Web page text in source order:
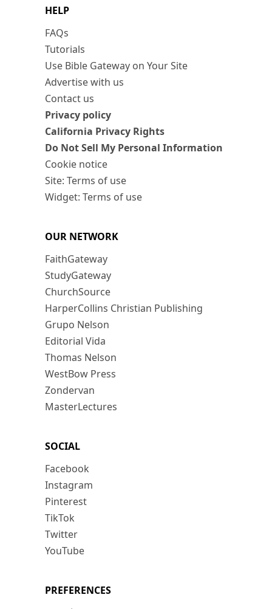
HELP
FAQs
Tutorials
Use Bible Gateway on Your Site
Advertise with us
Contact us
Privacy policy
California Privacy Rights
Do Not Sell My Personal Information
Cookie notice
Site: Terms of use
Widget: Terms of use
OUR NETWORK
FaithGateway
StudyGateway
ChurchSource
HarperCollins Christian Publishing
Grupo Nelson
Editorial Vida
Thomas Nelson
WestBow Press
Zondervan
MasterLectures
SOCIAL
Facebook
Instagram
Pinterest
TikTok
Twitter
YouTube
PREFERENCES